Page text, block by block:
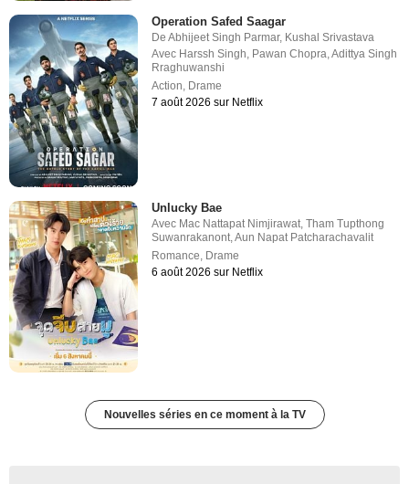
Operation Safed Saagar
DeAbhijeet Singh Parmar, Kushal Srivastava
Avec Harssh Singh, Pawan Chopra,Adittya Singh
Rraghuwanshi
Action, Drame
7 août 2026 sur Netflix
Unlucky Bae
Avec Mac Nattapat Nimjirawat ,Tham Tupthong
Suwanrakanont ,Aun Napat Patcharachavalit
Romance Drame
6 août 2026 sur Netflix
Nouvelles séries en ce moment à la TV